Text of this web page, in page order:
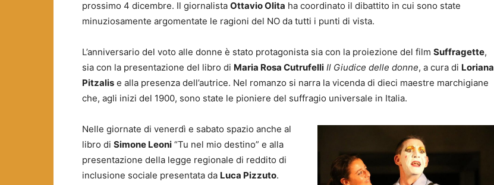
prossimo 4 dicembre. Il giornalista Ottavio Olita ha coordinato il dibattito in cui sono state
minuziosamente argomentate le ragioni del NO da tutti i punti di vista.
L’anniversario del voto alle donne è stato protagonista sia con la proiezione del film Suffragette,
sia con la presentazione del libro di Maria Rosa Cutrufelli Il Giudice delle donne, a cura di Loriana
Pitzalis e alla presenza dell’autrice. Nel romanzo si narra la vicenda di dieci maestre marchigiane
che, agli inizi del 1900, sono state le pioniere del suffragio universale in Italia.
Nelle giornate di venerdì e sabato spazio anche al
libro di Simone Leoni “Tu nel mio destino” e alla
presentazione della legge regionale di reddito di
inclusione sociale presentata da Luca Pizzuto.